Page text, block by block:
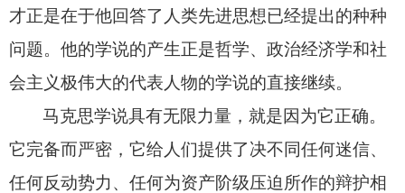
才正是在于他回答了人类先进思想已经提出的种种
问题。他的学说的产生正是哲学、政治经济学和社
会主义极伟大的代表人物的学说的直接继续。
马克思学说具有无限力量，就是因为它正确。
它完备而严密，它给人们提供了决不同任何迷信、
任何反动势力、任何为资产阶级压迫所作的辩护相